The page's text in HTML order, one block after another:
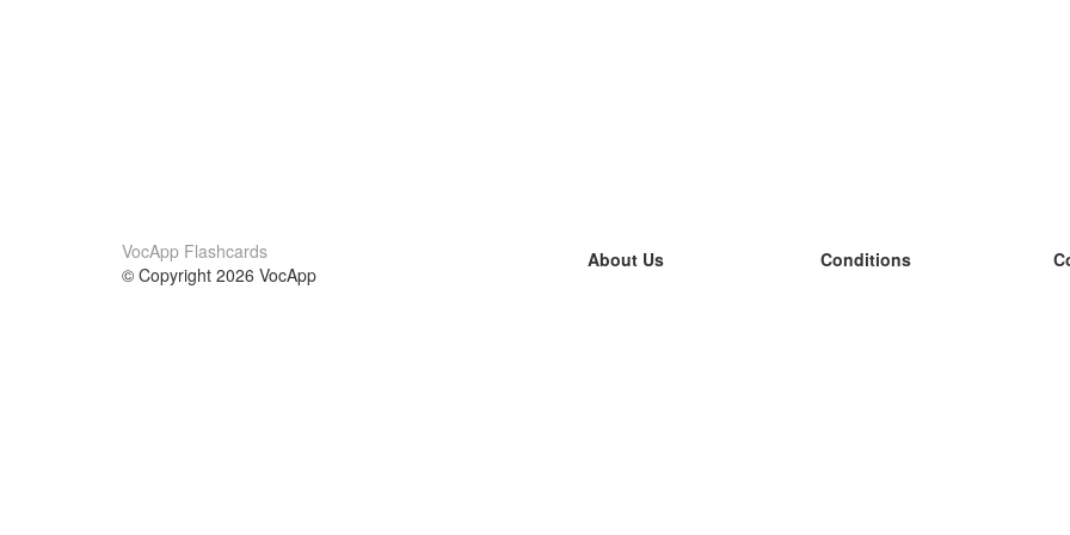
VocApp Flashcards
© Copyright 2026 VocApp
About Us
Conditions